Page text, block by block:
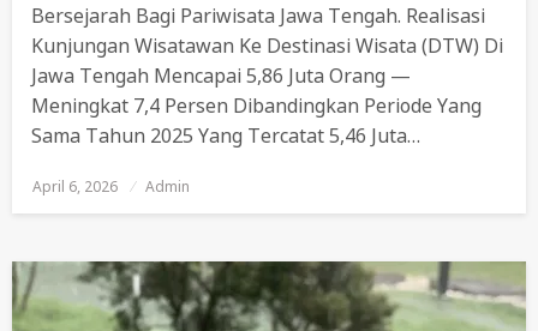
Bersejarah Bagi Pariwisata Jawa Tengah. Realisasi
Kunjungan Wisatawan Ke Destinasi Wisata (DTW) Di
Jawa Tengah Mencapai 5,86 Juta Orang —
Meningkat 7,4 Persen Dibandingkan Periode Yang
Sama Tahun 2025 Yang Tercatat 5,46 Juta…
Posted
On
April 6, 2026 Admin